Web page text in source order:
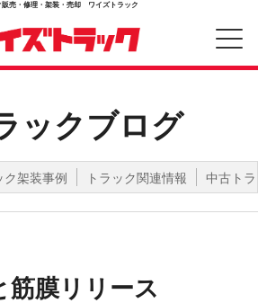
売・修理・架装・売却 ワイズトラック
ックブログ
ク架装事例 トラック関連情報 中古ト
筋膜リリース